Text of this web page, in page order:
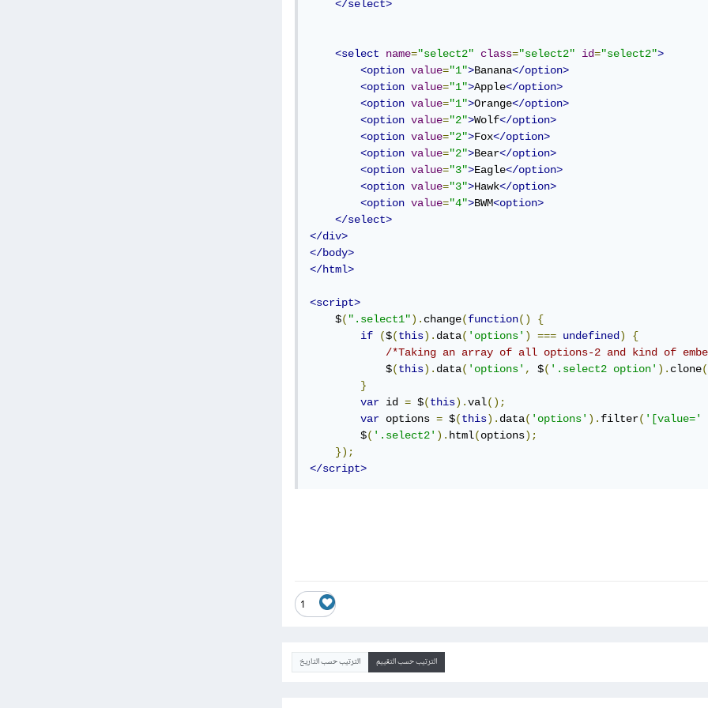
</select>
<select name="select2" class="select2" id="select2">
<option value="1">Banana</option>
<option value="1">Apple</option>
<option value="1">Orange</option>
<option value="2">Wolf</option>
<option value="2">Fox</option>
<option value="2">Bear</option>
<option value="3">Eagle</option>
<option value="3">Hawk</option>
<option value="4">BWM<option>
</select>
</div>
</body>
</html>
<script>
    $
( ".select1"). change(function()
{
if
($(this). data( 'options' ) === undefined )
{
/*Taking an array of all options-2 and kind of
            $
(this). data( 'options' , $( '.select2 option' ). clone
}
var id = $(this).val();
var options = $(this). data( 'options' ). filter( '[value='
        $
( '.select2' ). html(options);
});
</script>
1
الترتيب حسب التقييم الترتيب حسب التاريخ